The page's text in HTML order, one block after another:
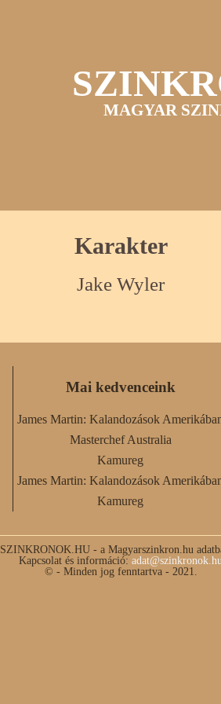
MAGYAR
Karakter
Jake Wyler
Mai kedvenceink
James Martin: Kalandozások
Masterchef Australia
Kamureg
James Martin: Kalandozások
Kamureg
SZINKRONOK.HU - a Magyarszinkron.hu
Kapcsolat és információ: adat@szinkronok.hu
© - Minden jog fenntartva - 2021.